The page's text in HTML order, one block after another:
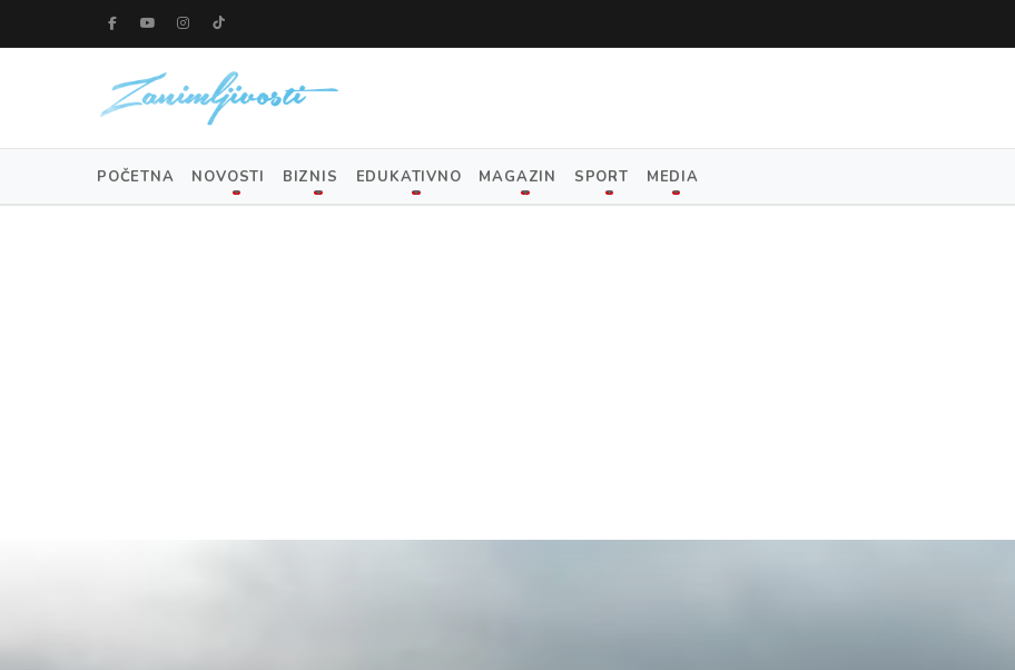
POČETNA NOVOSTI BIZNIS EDUKATIVNO MAGAZIN SPORT MEDIA